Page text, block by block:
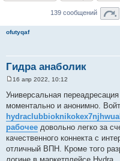
139 сообщений
ofutyqaf
Гидра анаболик
о
б
е
н
е
16 апр 2022, 10:12
Универсальная
моментально и анонимно.
рабочее довольно легко за
качественного коннекта с
отличный ВПН. Кроме того